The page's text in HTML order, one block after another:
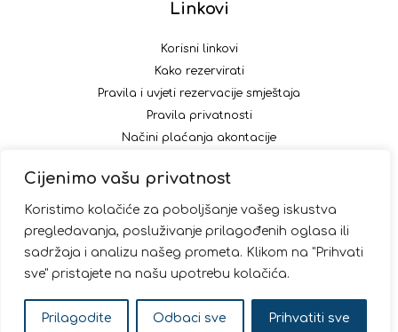
Cijenimo vašu privatnost
Koristimo kolačiće za poboljšanje vašeg iskustva
pregledavanja, posluživanje prilagođenih oglasa ili
sadržaja i analizu našeg prometa. Klikom na "Prihvati
sve" pristajete na našu upotrebu kolačića.
Prilagodite Odbaci sve Prihvatiti sve
Linkovi
Korisni linkovi
Kako rezervirati
Pravila i uvjeti rezervacije smještaja
Pravila privatnosti
Načini plaćanja akontacije
Pratite nas
© 2026 Kornatica